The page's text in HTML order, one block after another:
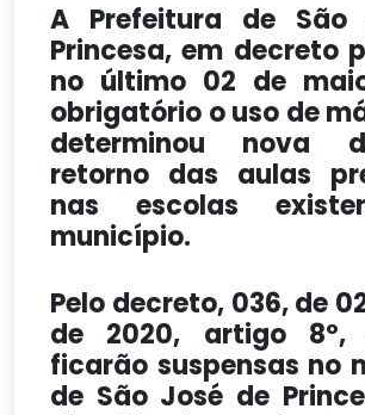
A Prefeitura de São
Princesa, em decreto
no último 02 de
obrigatório o uso de
determinou nova
retorno das aulas
nas escolas
município.
Pelo decreto, 036, de
de 2020, artigo 8º,
ficarão suspensas no
de São José de